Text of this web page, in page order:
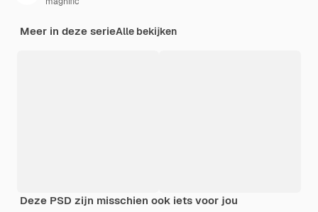
Meer in deze serieAlle bekijken
Deze PSD zijn misschien ook iets voor jou